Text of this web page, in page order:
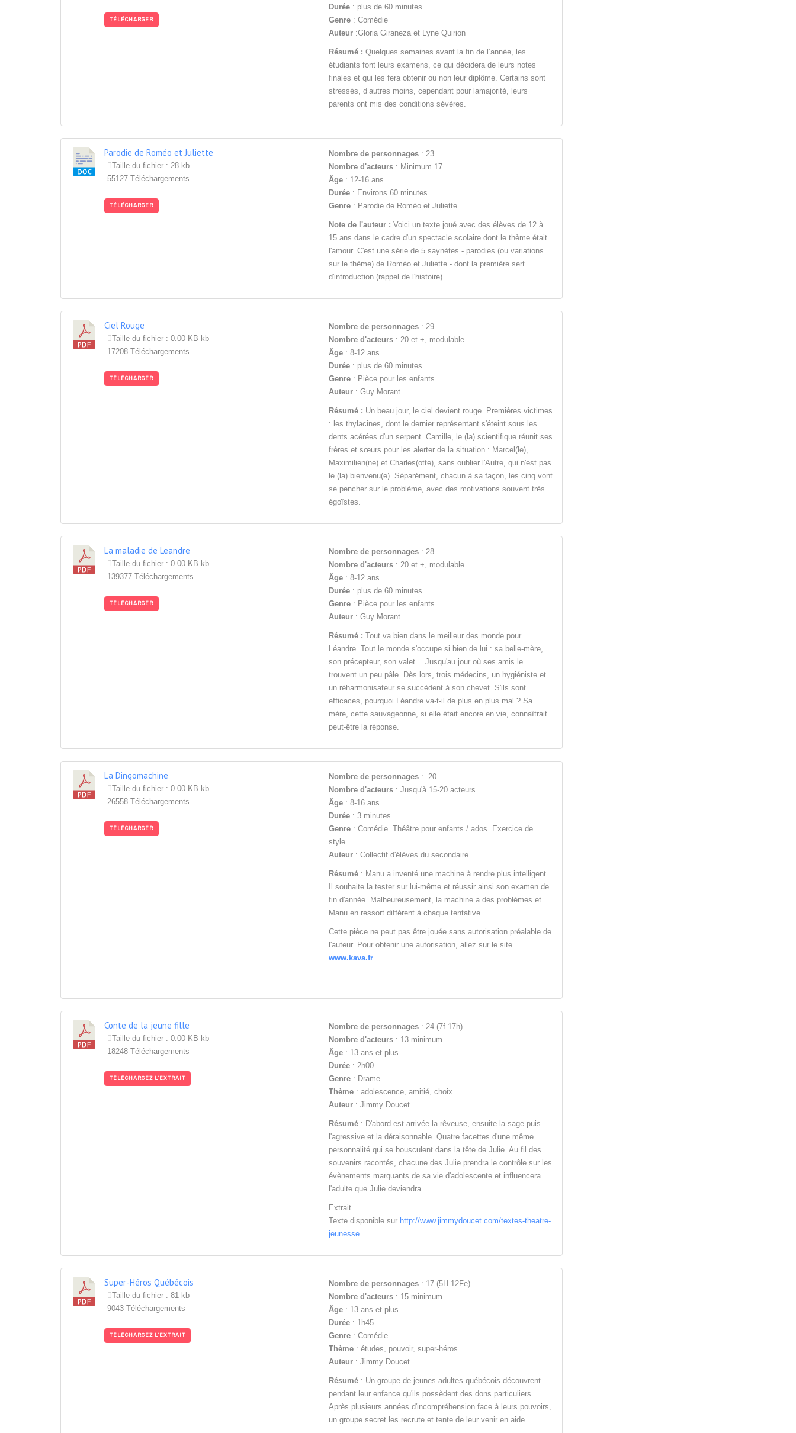
TÉLÉCHARGER
Durée: plus de 60 minutes
Genre: Comédie
Auteur:Gloria Giraneza et Lyne Quirion
Résumé : Quelques semaines avant la fin de l’année, les
étudiants font leurs examens, ce qui décidera de leurs notes
finales et qui les fera obtenir ou non leur diplôme. Certains sont
stressés, d’autres moins, cependant pour lamajorité, leurs
parents ont mis des conditions sévères.
Parodie de Roméo et Juliette
Taille du fichier : 28 kb
55127 Téléchargements
TÉLÉCHARGER
Nombre de personnages: 23
Nombre d'acteurs: Minimum 17
Âge: 12-16 ans
Durée: Environs 60 minutes
Genre: Parodie de Roméo et Juliette
Note de l'auteur : Voici un texte joué avec des élèves de 12 à
15 ans dans le cadre d'un spectacle scolaire dont le thème était
l'amour. C'est une série de 5 saynètes - parodies (ou variations
sur le thème) de Roméo et Juliette - dont la première sert
d'introduction (rappel de l'histoire).
Ciel Rouge
Taille du fichier : 0.00 KB kb
17208 Téléchargements
TÉLÉCHARGER
Nombre de personnages: 29
Nombre d'acteurs: 20 et +, modulable
Âge: 8-12 ans
Durée: plus de 60 minutes
Genre: Pièce pour les enfants
Auteur : Guy Morant
Résumé : Un beau jour, le ciel devient rouge. Premières victimes
: les thylacines, dont le dernier représentant s'éteint sous les
dents acérées d'un serpent. Camille, le (la) scientifique réunit ses
frères et sœurs pour les alerter de la situation : Marcel(le),
Maximilien(ne) et Charles(otte), sans oublier l'Autre, qui n'est pas
le (la) bienvenu(e). Séparément, chacun à sa façon, les cinq vont
se pencher sur le problème, avec des motivations souvent très
égoïstes.
La maladie de Leandre
Taille du fichier : 0.00 KB kb
139377 Téléchargements
TÉLÉCHARGER
Nombre de personnages: 28
Nombre d'acteurs: 20 et +, modulable
Âge: 8-12 ans
Durée: plus de 60 minutes
Genre: Pièce pour les enfants
Auteur : Guy Morant
Résumé : Tout va bien dans le meilleur des monde pour
Léandre. Tout le monde s'occupe si bien de lui : sa belle-mère,
son précepteur, son valet… Jusqu'au jour où ses amis le
trouvent un peu pâle. Dès lors, trois médecins, un hygiéniste et
un réharmonisateur se succèdent à son chevet. S'ils sont
efficaces, pourquoi Léandre va-t-il de plus en plus mal ? Sa
mère, cette sauvageonne, si elle était encore en vie, connaîtrait
peut-être la réponse.
La Dingomachine
Taille du fichier : 0.00 KB kb
26558 Téléchargements
TÉLÉCHARGER
Nombre de personnages: 20
Nombre d'acteurs: Jusqu'à 15-20 acteurs
Âge: 8-16 ans
Durée: 3 minutes
Genre: Comédie. Théâtre pour enfants / ados. Exercice de
style.
Auteur: Collectif d'élèves du secondaire
Résumé: Manu a inventé une machine à rendre plus intelligent.
Il souhaite la tester sur lui-même et réussir ainsi son examen de
fin d'année. Malheureusement, la machine a des problèmes et
Manu en ressort différent à chaque tentative.
Cette pièce ne peut pas être jouée sans autorisation préalable de
l'auteur. Pour obtenir une autorisation, allez sur le site
www.kava.fr
Conte de la jeune fille
Taille du fichier : 0.00 KB kb
18248 Téléchargements
TÉLÉCHARGEZ L'EXTRAIT
Nombre de personnages: 24 (7f 17h)
Nombre d'acteurs: 13 minimum
Âge: 13 ans et plus
Durée: 2h00
Genre: Drame
Thème: adolescence, amitié, choix
Auteur: Jimmy Doucet
Résumé: D'abord est arrivée la rêveuse, ensuite la sage puis
l'agressive et la déraisonnable. Quatre facettes d'une même
personnalité qui se bousculent dans la tête de Julie. Au fil des
souvenirs racontés, chacune des Julie prendra le contrôle sur les
évènements marquants de sa vie d'adolescente et influencera
l'adulte que Julie deviendra.
Extrait
Texte disponible sur http://www.jimmydoucet.com/textes-theatre-
jeunesse
Super-Héros Québécois
Taille du fichier : 81 kb
9043 Téléchargements
TÉLÉCHARGEZ L'EXTRAIT
Nombre de personnages: 17 (5H 12Fe)
Nombre d'acteurs: 15 minimum
Âge: 13 ans et plus
Durée: 1h45
Genre: Comédie
Thème: études, pouvoir, super-héros
Auteur: Jimmy Doucet
Résumé: Un groupe de jeunes adultes québécois découvrent
pendant leur enfance qu'ils possèdent des dons particuliers.
Après plusieurs années d'incompréhension face à leurs pouvoirs,
un groupe secret les recrute et tente de leur venir en aide.